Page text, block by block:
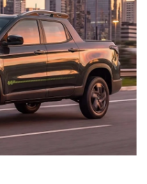
e nas laterais
edição para lá de